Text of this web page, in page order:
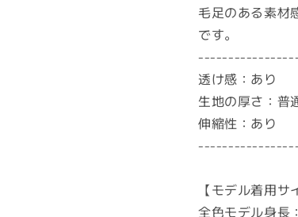
毛足のある素材
です。
透け感：あり
生地の厚さ：普
伸縮性：あり
【モデル着用サ
全色モデル身長